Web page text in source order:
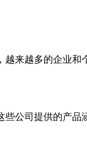
来越多的企业
公司提供的产